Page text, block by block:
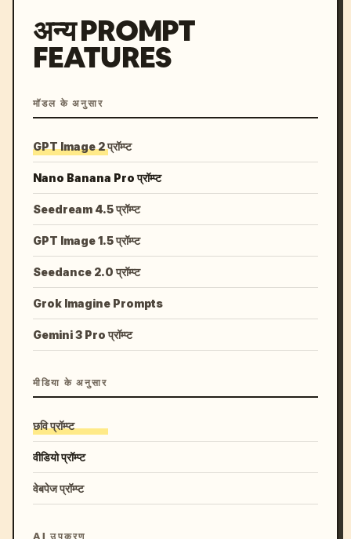
अन्य PROMPT
FEATURES
मॉडल के अनुसार
GPT Image 2 प्रॉम्प्ट
Nano Banana Pro प्रॉम्प्ट
Seedream 4.5 प्रॉम्प्ट
GPT Image 1.5 प्रॉम्प्ट
Seedance 2.0 प्रॉम्प्ट
Grok Imagine Prompts
Gemini 3 Pro प्रॉम्प्ट
मीडिया के अनुसार
छवि प्रॉम्प्ट
वीडियो प्रॉम्प्ट
वेबपेज प्रॉम्प्ट
AI उपकरण